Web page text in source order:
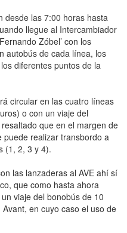
desde las 7:00 horas hasta
llegue al Intercambiador
Zóbel’ con los
autobús de cada línea, los
diferentes puntos de la
circular en las cuatro líneas
o con un viaje del
que en el margen de
realizar transbordo a
(1, 2, 3 y 4).
las lanzaderas al AVE ahí sí
que como hasta ahora
viaje del bonobús de 10
en cuyo caso el uso de